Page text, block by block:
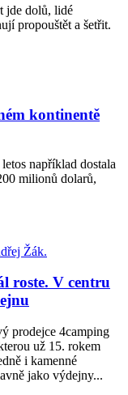
jde dolů, lidé
propouštět a šetřit.
kontinentě
například dostala
milionů dolarů,
roste. V centru
prodejce 4camping
už 15. rokem
i kamenné
jako výdejny...